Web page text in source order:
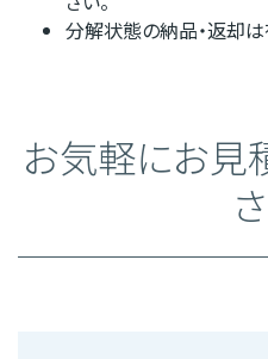
分解状態の納品・返却は
お気軽にお見